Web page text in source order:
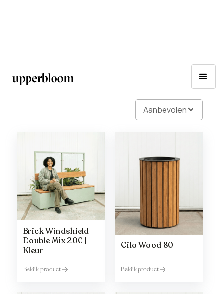
Filter
Aanbevolen
Brick Windshield
Double Mix 200 |
Kleur
Bekijk product
Cilo Wood 80
Bekijk product